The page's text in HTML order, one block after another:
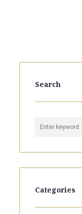
Search
Categories